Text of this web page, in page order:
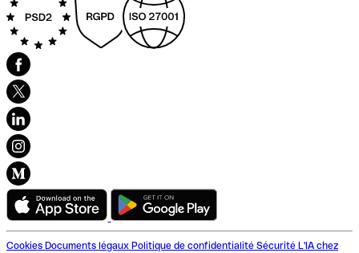
Cookies Documents légaux Politique de confidentialité Sécurité L'IA chez